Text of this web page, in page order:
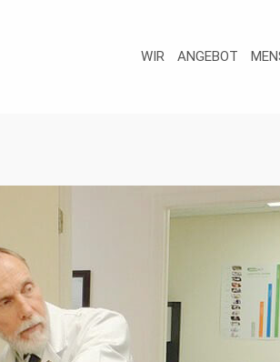
WIR ANGEBOT